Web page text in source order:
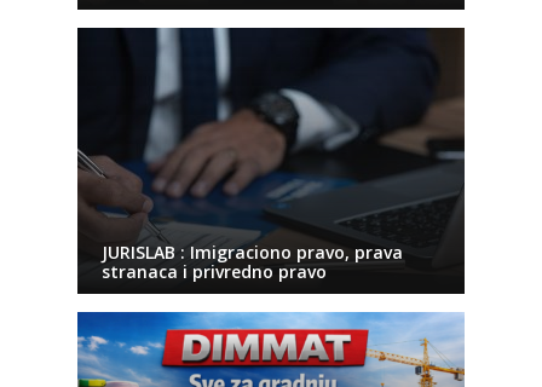
JURISLAB : Imigraciono pravo, prava
stranaca i privredno pravo